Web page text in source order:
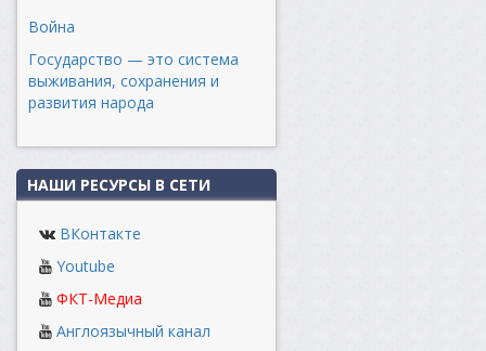
Война
Государство — это система
выживания, сохранения и
развития народа
НАШИ РЕСУРСЫ В СЕТИ
ВКонтакте
Youtube
ФКТ-Медиа
Англоязычный канал